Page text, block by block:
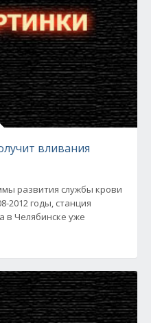
вливания
развития службы крови
2012 годы, станция
в Челябинске уже